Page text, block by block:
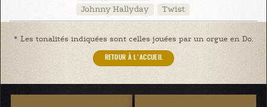
Johnny Hallyday
Twist
* Les tonalités indiquées sont celles jouées par un orgue en Do.
RETOUR À L'ACCUEIL